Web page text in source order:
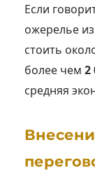
Если
ожерелье
стоить
более чем 2
средняя